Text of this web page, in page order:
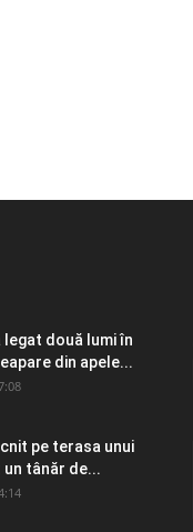
legat două lumi în
din apele...
pe terasa unui
un tânăr de...